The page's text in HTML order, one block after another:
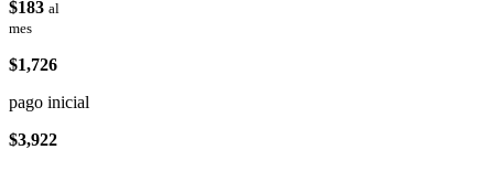
$183 al
mes
$1,726
pago inicial
$3,922